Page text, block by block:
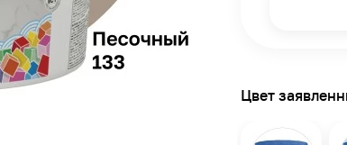
Цвет